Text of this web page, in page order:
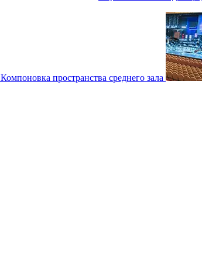
Компоновка пространства среднего зала